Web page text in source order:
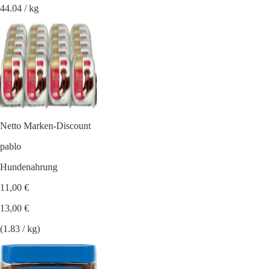
44.04 / kg
Netto Marken-Discount
pablo
Hundenahrung
11,00 €
13,00 €
(1.83 / kg)